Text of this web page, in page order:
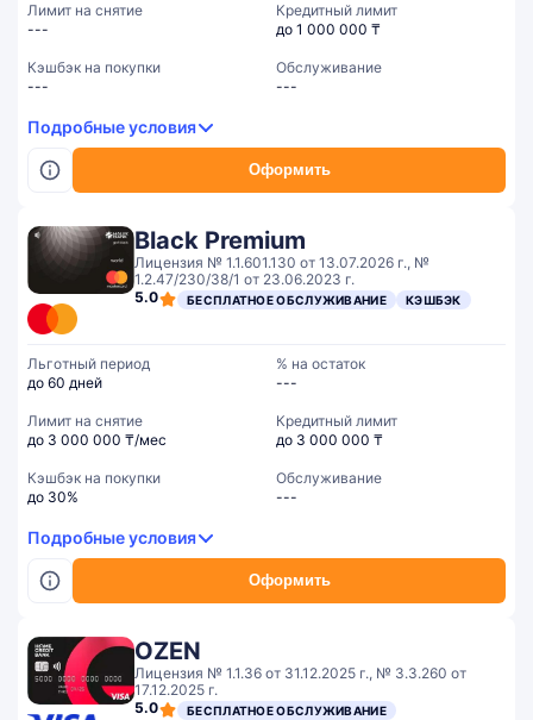
Оформить
Лимит на снятие
---
Кредитный лимит
до 1 000 000 ₸
Кэшбэк на покупки
---
Обслуживание
---
Подробные условия
Black Premium
Лицензия № 1.1.601.130 от 13.07.2026 г., №
1.2.47/230/38/1 от 23.06.2023 г.
5.0
БЕСПЛАТНОЕ ОБСЛУЖИВАНИЕ КЭШБЭК
Оформить
Льготный период
до 60 дней
% на остаток
---
Лимит на снятие
до 3 000 000 ₸/мес
Кредитный лимит
до 3 000 000 ₸
Кэшбэк на покупки
до 30%
Обслуживание
---
Подробные условия
OZEN
Лицензия № 1.1.36 от 31.12.2025 г., № 3.3.260 от
17.12.2025 г.
5.0
БЕСПЛАТНОЕ ОБСЛУЖИВАНИЕ